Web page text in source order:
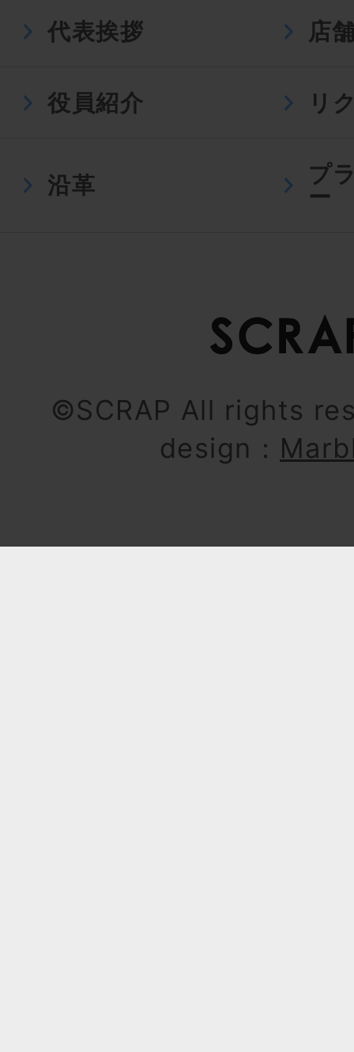
代表挨拶 店
役員紹介 リ
沿革
プ
ー
©SCRAP All rights
design：